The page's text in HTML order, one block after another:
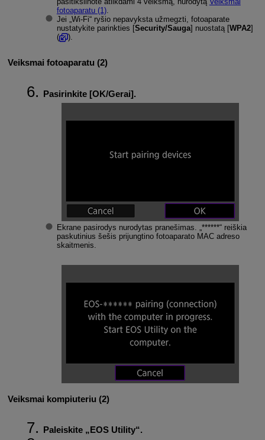
fotoaparatu (1).
Jei „Wi-Fi“ ryšio nepavyksta užmegzti, fotoaparate
nustatykite parinkties [Security/Sauga] nuostatą [WPA2]
(
).
Veiksmai fotoaparatu (2)
Pasirinkite [OK/Gerai].
Ekrane pasirodys nurodytas pranešimas. „******“ reiškia
paskutinius šešis prijungtino fotoaparato MAC adreso
skaitmenis.
Veiksmai kompiuteriu (2)
Paleiskite „EOS Utility“.